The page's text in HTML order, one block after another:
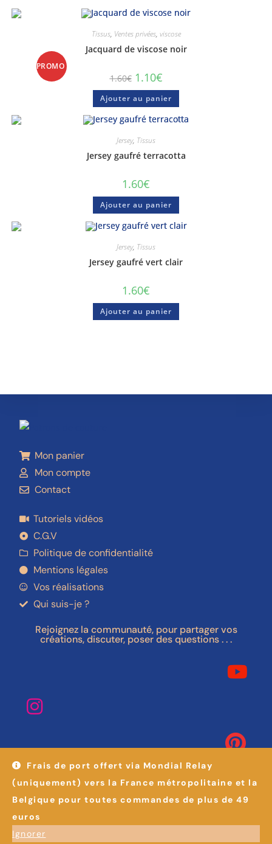
Frais de port offert via Mondial Relay
(uniquement) vers la France métropolitaine et la
Belgique pour toutes commandes de plus de 49
euros
Ignorer
PROMO
Tissus, Ventes privées, viscose
Jacquard de viscose noir
1.60€ 1.10€
Ajouter au panier
Jersey, Tissus
Jersey gaufré terracotta
1.60€
Ajouter au panier
Jersey, Tissus
Jersey gaufré vert clair
1.60€
Ajouter au panier
Mon panier
Mon compte
Contact
Tutoriels vidéos
C.G.V
Politique de confidentialité
Mentions légales
Vos réalisations
Qui suis-je ?
Rejoignez la communauté, pour partager vos
créations, discuter, poser des questions . . .